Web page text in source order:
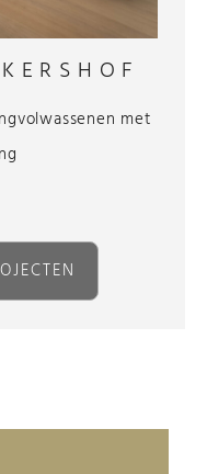
met